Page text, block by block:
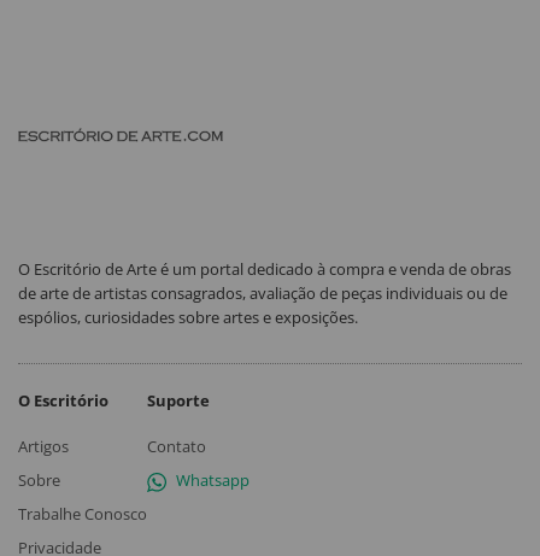
O Escritório de Arte é um portal dedicado à compra e venda de obras
de arte de artistas consagrados, avaliação de peças individuais ou de
espólios, curiosidades sobre artes e exposições.
O Escritório
Artigos
Sobre
Trabalhe Conosco
Privacidade
Suporte
Contato
Whatsapp